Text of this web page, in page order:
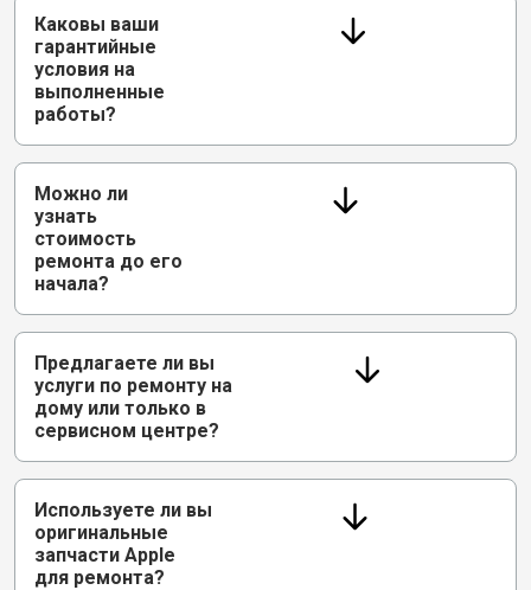
Каковы ваши
гарантийные
условия на
выполненные
работы?
Можно ли
узнать
стоимость
ремонта до его
начала?
Предлагаете ли вы
услуги по ремонту на
дому или только в
сервисном центре?
Используете ли вы
оригинальные
запчасти Apple
для ремонта?